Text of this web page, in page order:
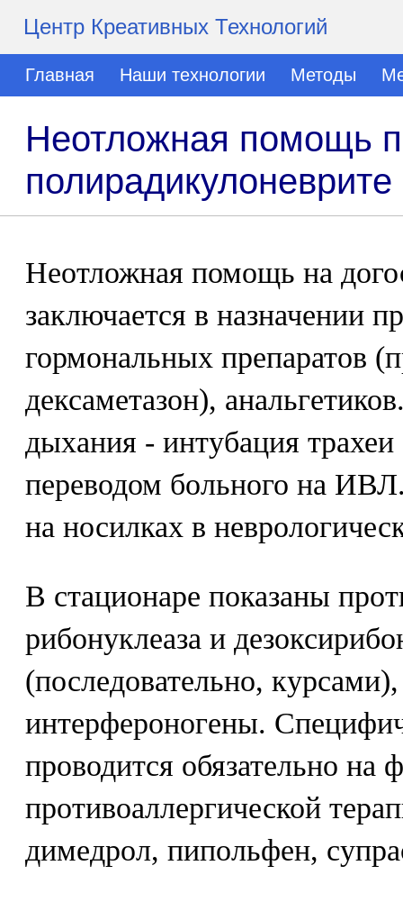
Центр Креативных Технологий
Главная Наши технологии Методы
Неотложная помощь
полирадикулоневрите
Неотложная помощь на
заключается в назначении
гормональных препаратов
дексаметазон),
дыхания - интубация
переводом больного на
на носилках в
В стационаре показаны
рибонуклеаза и
(последовательно,
интерфероногены.
проводится обязательно на
противоаллергической
димедрол, пипольфен,